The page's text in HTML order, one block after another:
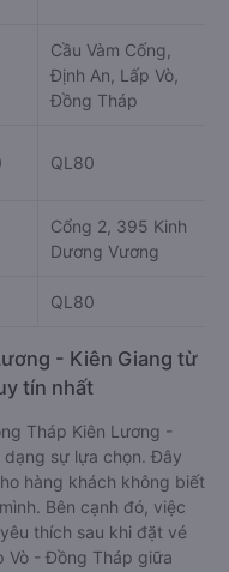
Cầu Vàm Cống,
Định An, Lấp Vò,
Đồng Tháp
QL80
Cổng 2, 395 Kinh
Dương Vương
QL80
- Kiên Giang từ
tín nhất
Tháp Kiên Lương -
dạng sự lựa chọn. Đây
hàng khách không biết
Bên cạnh đó, việc
thích sau khi đặt vé
Vò - Đồng Tháp giữa